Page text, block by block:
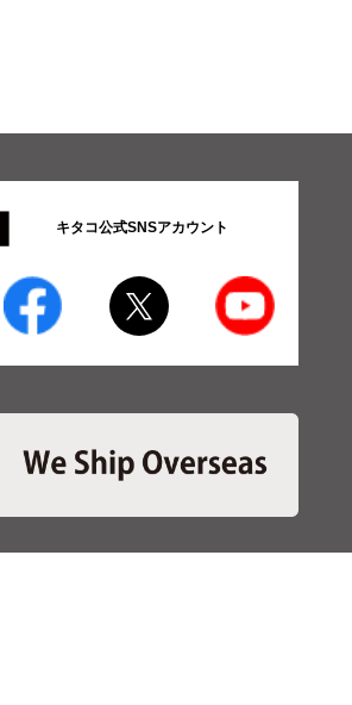
キタコ公式SNSアカウント